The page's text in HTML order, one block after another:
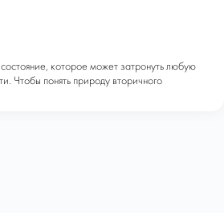
которое может затронуть любую
Чтобы понять природу вторичного